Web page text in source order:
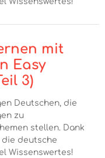
mit
Easy
3)
Deutschen, die
zu
stellen. Dank
die deutsche
Wissenswertes!